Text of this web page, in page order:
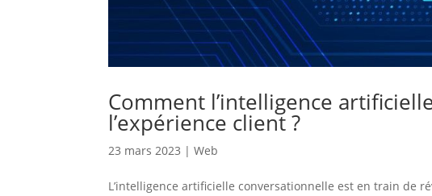
Comment l’intelligence
l’expérience client ?
23 mars 2023 |Web
L’intelligence artificielle conversationnelle est en train de